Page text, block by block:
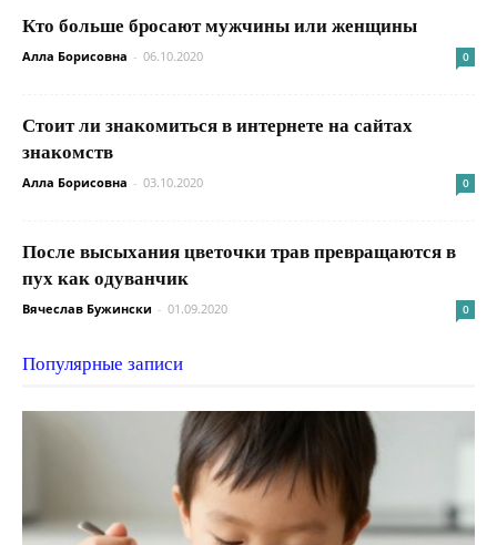
Кто больше бросают мужчины или женщины
Алла Борисовна - 06.10.2020 0
Стоит ли знакомиться в интернете на сайтах
знакомств
Алла Борисовна - 03.10.2020 0
После высыхания цветочки трав превращаются в
пух как одуванчик
Вячеслав Бужински - 01.09.2020 0
Популярные записи